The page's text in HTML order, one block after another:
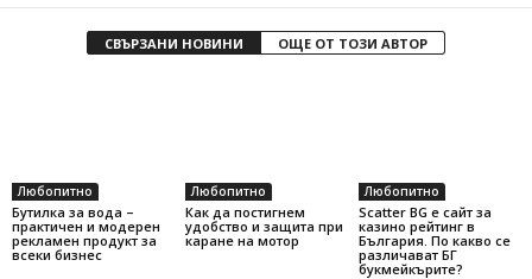
СВЪРЗАНИ НОВИНИ ОЩЕ ОТ ТОЗИ АВТОР
Любопитно
Бутилка за вода –
практичен и модерен
рекламен продукт за
всеки бизнес
Любопитно
Как да постигнем
удобство и защита при
каране на мотор
Любопитно
Scatter BG е сайт за
казино рейтинг в
България. По какво се
различават БГ
букмейкърите?